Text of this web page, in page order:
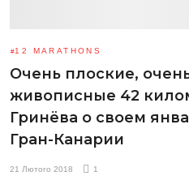
12 MARATHONS
Очень плоские,
живописные 42
Гринёва о своем
Гран-Канарии
21 Лютого 2018 1